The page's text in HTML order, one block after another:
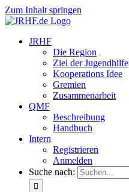
Zum Inhalt springen
JRHF
Die Region
Ziel der Jugendhilfe
Kooperations Idee
Gremien
Zusammenarbeit
QMF
Beschreibung
Handbuch
Intern
Registrieren
Anmelden
Suche nach: